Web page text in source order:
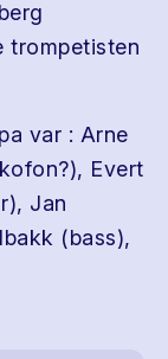
trompetisten
var : Arne
Evert
Jan
(bass),